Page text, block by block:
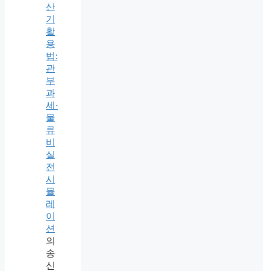
산
기
활
용
법:
관
부
과
세·
물
류
비
실
전
시
뮬
레
이
션
의
송
신